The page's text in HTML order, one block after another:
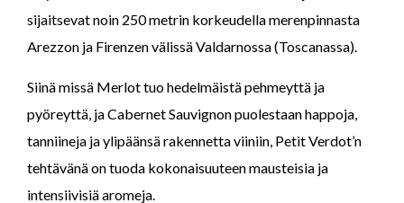
sijaitsevat noin 250 metrin korkeudella merenpinnasta
Arezzon ja Firenzen välissä Valdarnossa (Toscanassa).
Siinä missä Merlot tuo hedelmäistä pehmeyttä ja
pyöreyttä, ja Cabernet Sauvignon puolestaan happoja,
tanniineja ja ylipäänsä rakennetta viiniin, Petit Verdot’n
tehtävänä on tuoda kokonaisuuteen mausteisia ja
intensiivisiä aromeja.